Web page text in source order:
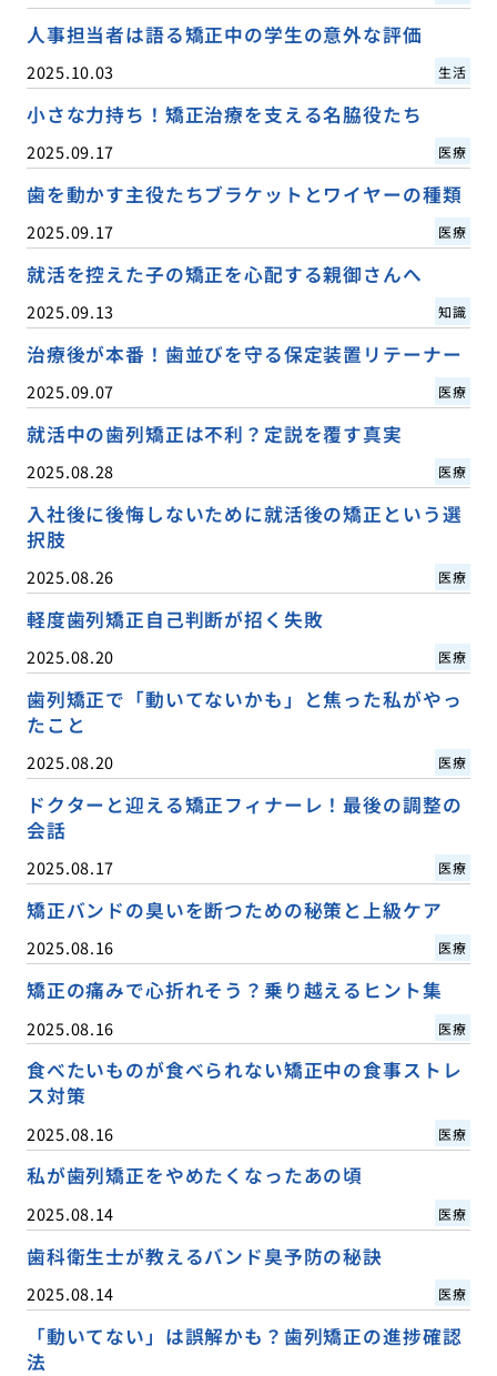
人事担当者は語る矯正中の学生の意外な評価
2025.10.03 生活
小さな力持ち！矯正治療を支える名脇役たち
2025.09.17 医療
歯を動かす主役たちブラケットとワイヤーの種類
2025.09.17 医療
就活を控えた子の矯正を心配する親御さんへ
2025.09.13 知識
治療後が本番！歯並びを守る保定装置リテーナー
2025.09.07 医療
就活中の歯列矯正は不利？定説を覆す真実
2025.08.28 医療
入社後に後悔しないために就活後の矯正という選
択肢
2025.08.26 医療
軽度歯列矯正自己判断が招く失敗
2025.08.20 医療
歯列矯正で「動いてないかも」と焦った私がやっ
たこと
2025.08.20 医療
ドクターと迎える矯正フィナーレ！最後の調整の
会話
2025.08.17 医療
矯正バンドの臭いを断つための秘策と上級ケア
2025.08.16 医療
矯正の痛みで心折れそう？乗り越えるヒント集
2025.08.16 医療
食べたいものが食べられない矯正中の食事ストレ
ス対策
2025.08.16 医療
私が歯列矯正をやめたくなったあの頃
2025.08.14 医療
歯科衛生士が教えるバンド臭予防の秘訣
2025.08.14 医療
「動いてない」は誤解かも？歯列矯正の進捗確認
法